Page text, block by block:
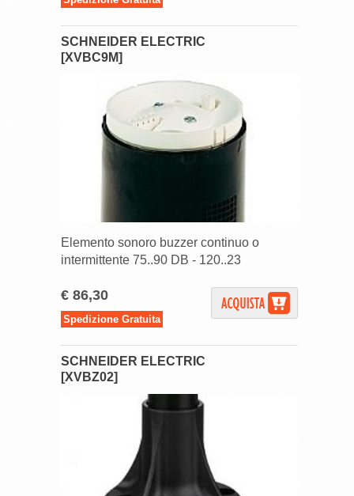
SCHNEIDER ELECTRIC
[XVBC9M]
Elemento sonoro buzzer continuo o
intermittente 75..90 DB - 120..23
€ 86,30
Spedizione Gratuita
SCHNEIDER ELECTRIC
[XVBZ02]